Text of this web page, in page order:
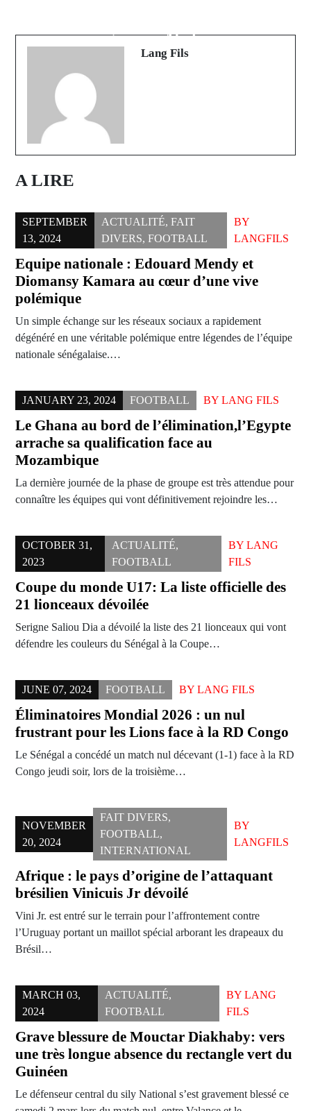
nigérian à Abidjan
Lang Fils
A LIRE
SEPTEMBER
13, 2024
ACTUALITÉ, FAIT
DIVERS, FOOTBALL
BY
LANGFILS
Equipe nationale : Edouard Mendy et
Diomansy Kamara au cœur d’une vive
polémique
Un simple échange sur les réseaux sociaux a rapidement
dégénéré en une véritable polémique entre légendes de l’équipe
nationale sénégalaise.…
JANUARY 23, 2024 FOOTBALL BY LANG FILS
Le Ghana au bord de l’élimination,l’Egypte
arrache sa qualification face au
Mozambique
La dernière journée de la phase de groupe est très attendue pour
connaître les équipes qui vont définitivement rejoindre les…
OCTOBER 31,
2023
ACTUALITÉ,
FOOTBALL
BYLANG
FILS
Coupe du monde U17: La liste officielle des
21 lionceaux dévoilée
Serigne Saliou Dia a dévoilé la liste des 21 lionceaux qui vont
défendre les couleurs du Sénégal à la Coupe…
JUNE 07, 2024 FOOTBALL BY LANG FILS
Éliminatoires Mondial 2026 : un nul
frustrant pour les Lions face à la RD Congo
Le Sénégal a concédé un match nul décevant (1-1) face à la RD
Congo jeudi soir, lors de la troisième…
NOVEMBER
20, 2024
FAIT DIVERS,
FOOTBALL,
INTERNATIONAL
BY
LANGFILS
Afrique : le pays d’origine de l’attaquant
brésilien Vinicuis Jr dévoilé
Vini Jr. est entré sur le terrain pour l’affrontement contre
l’Uruguay portant un maillot spécial arborant les drapeaux du
Brésil…
MARCH 03,
2024
ACTUALITÉ,
FOOTBALL
BY LANG
FILS
Grave blessure de Mouctar Diakhaby: vers
une très longue absence du rectangle vert du
Guinéen
Le défenseur central du sily National s’est gravement blessé ce